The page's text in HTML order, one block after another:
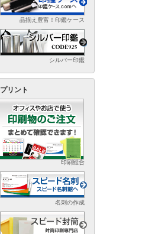
品揃え豊富！印鑑ケース
シルバー印鑑
プリント
印刷総合
名刺の作成